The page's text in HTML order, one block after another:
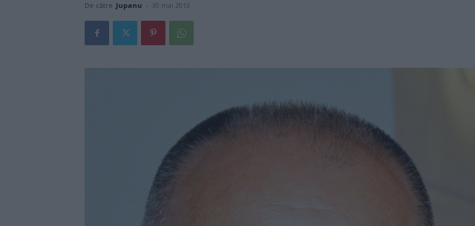
De către Jupanu - 30 mai 2013